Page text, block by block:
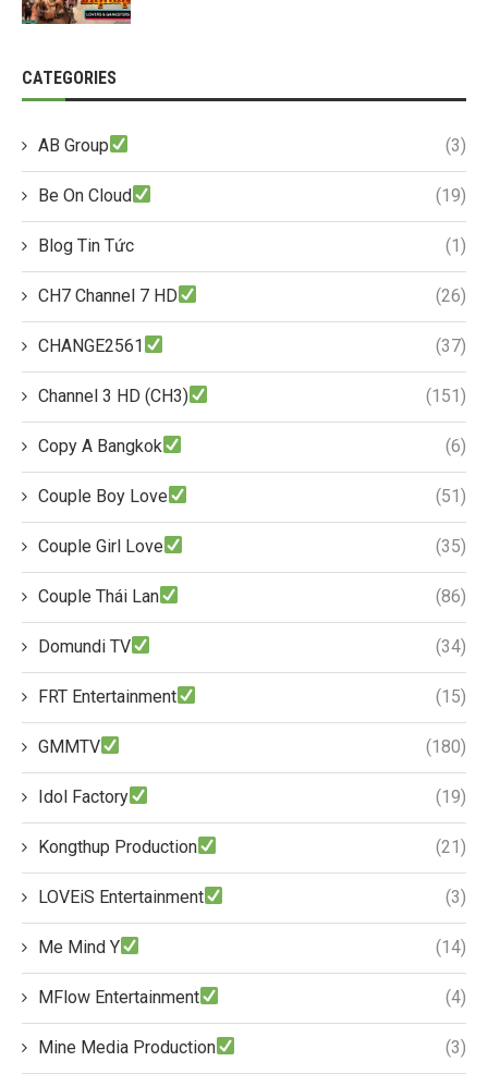
CATEGORIES
AB Group (3)
Be On Cloud (19)
Blog Tin Tức (1)
CH7 Channel 7 HD (26)
CHANGE2561 (37)
Channel 3 HD (CH3) (151)
Copy A Bangkok (6)
Couple Boy Love (51)
Couple Girl Love (35)
Couple Thái Lan (86)
Domundi TV (34)
FRT Entertainment (15)
GMMTV (180)
Idol Factory (19)
Kongthup Production (21)
LOVEiS Entertainment (3)
Me Mind Y (14)
MFlow Entertainment (4)
Mine Media Production (3)